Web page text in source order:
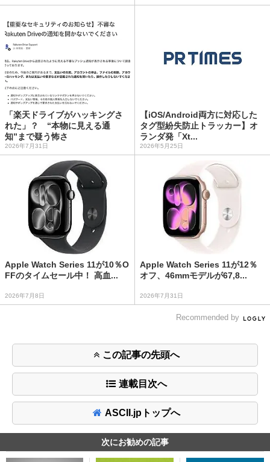
「楽天ドライブがハッキングさ
れた」？ “本物に見える通
知”まで疑う怖さ
2026年7月31日
【iOS/Android両方に対応した
タグ型紛失防止トラッカー】オ
ランダ発「Xt...
2026年5月25日
Apple Watch Series 11が10％O
FFのタイムセール中！ 高血...
2026年7月8日
Apple Watch Series 11が12％
オフ、46mmモデルが67,8...
2026年7月31日
Recommended by
この記事の先頭へ
連載目次へ
ASCII.jpトップへ
次にお勧めの記事